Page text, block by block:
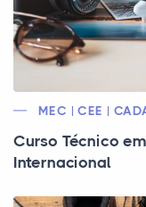
MEC | CEE |
Curso Técnico
Internacional